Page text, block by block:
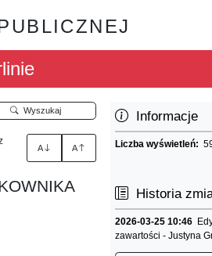
Wyszukaj
A A
Informacje
Liczba wyświetleń:
Historia
2026-03-25 10:46
zawartości - Justyna